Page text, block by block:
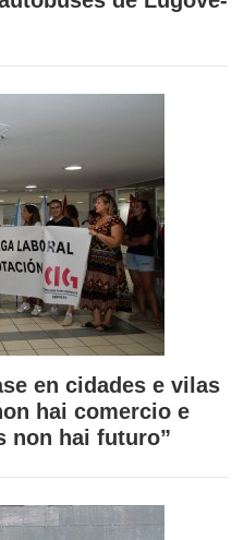
en cidades e vilas
hai comercio e
non hai futuro”